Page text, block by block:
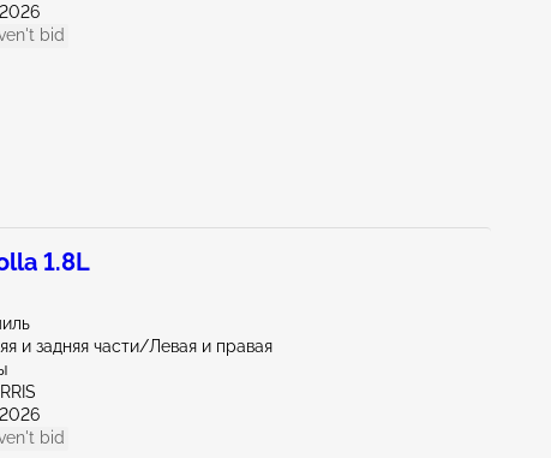
bid
1.8L
и задняя части/Левая и правая
bid